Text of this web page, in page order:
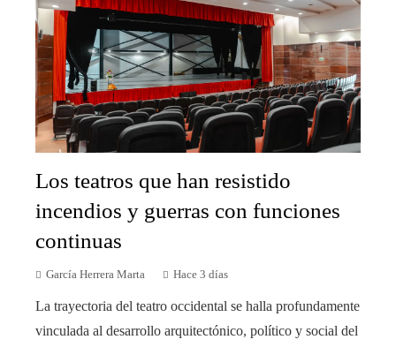
Los teatros que han resistido
incendios y guerras con funciones
continuas
García Herrera Marta Hace 3 días
La trayectoria del teatro occidental se halla profundamente
vinculada al desarrollo arquitectónico, político y social del